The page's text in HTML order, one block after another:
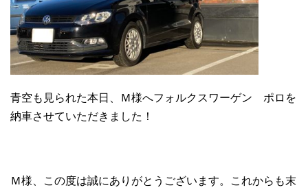
青空も見られた本日、Ｍ様へフォルクスワーゲン ポロを
納車させていただきました！
Ｍ様、この度は誠にありがとうございます。これからも末